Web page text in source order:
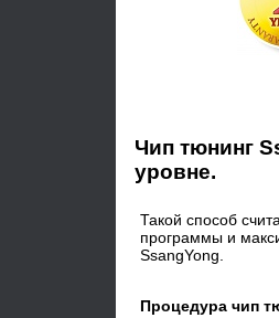
Чип тюнинг
уровне.
Такой способ
программы и
SsangYong.
Процедура чип